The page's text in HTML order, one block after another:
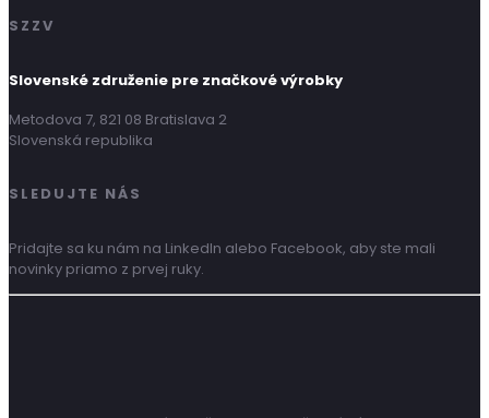
SZZV
Slovenské združenie pre značkové výrobky
Metodova 7, 821 08 Bratislava 2
Slovenská republika
SLEDUJTE NÁS
Pridajte sa ku nám na LinkedIn alebo Facebook, aby ste mali
novinky priamo z prvej ruky.